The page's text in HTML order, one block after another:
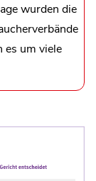
wurden die
es um viele